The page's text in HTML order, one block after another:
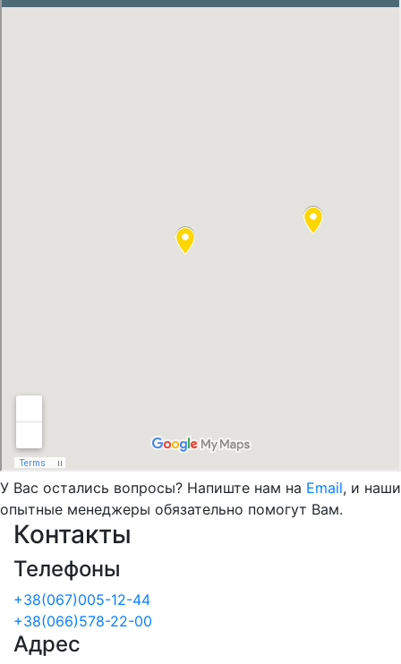
У Вас остались вопросы? Напиште нам на Email, и наши
опытные менеджеры обязательно помогут Вам.
Контакты
Телефоны
+38(067)005-12-44
+38(066)578-22-00
Адрес